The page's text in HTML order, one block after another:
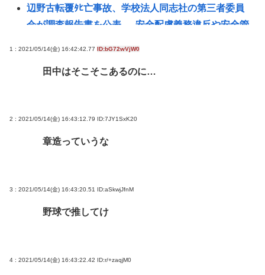
辺野古転覆ﾀﾋ亡事故、学校法人同志社の第三者委員
会が調査報告書を公表 … 安全配慮義務違反や安全管
【悲報】琵琶湖三市同時花火大会、開催中止を発表
国連事務総長「お金がありません。このままでは国
【速報】佐藤二朗がまたX更新！その内容がガチでヤ
1 : 2021/05/14(金) 16:42:42.77 ID:bG72wVjW0
田中はそこそこあるのに…
2 : 2021/05/14(金) 16:43:12.79 ID:7JY1SxK20
章造っていうな
3 : 2021/05/14(金) 16:43:20.51 ID:aSkwjJfnM
野球で推してけ
4 : 2021/05/14(金) 16:43:22.42 ID:r/+zaqjM0